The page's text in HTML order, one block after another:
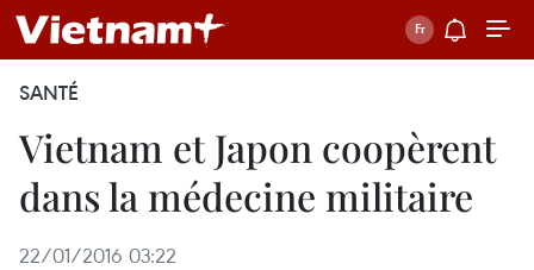
SANTÉ
Vietnam et Japon coopèrent
dans la médecine militaire
22/01/2016 03:22